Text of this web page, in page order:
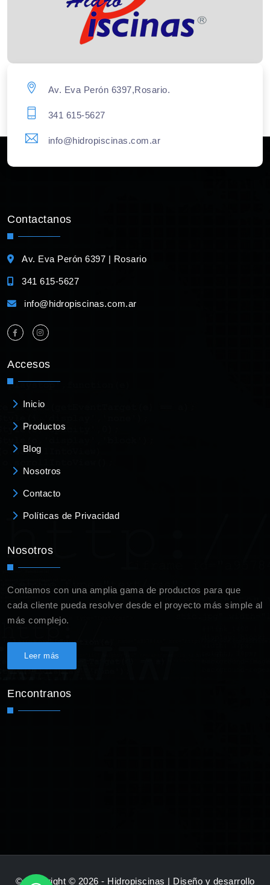
Av. Eva Perón 6397,Rosario.
341 615-5627
info@hidropiscinas.com.ar
Contactanos
Av. Eva Perón 6397 | Rosario
341 615-5627
info@hidropiscinas.com.ar
Accesos
Inicio
Productos
Blog
Nosotros
Contacto
Políticas de Privacidad
Nosotros
Contamos con una amplia gama de productos para que
cada cliente pueda resolver desde el proyecto más simple al
más complejo.
Leer más
Encontranos
© Copyright © 2026 - Hidropiscinas | Diseño y desarrollo